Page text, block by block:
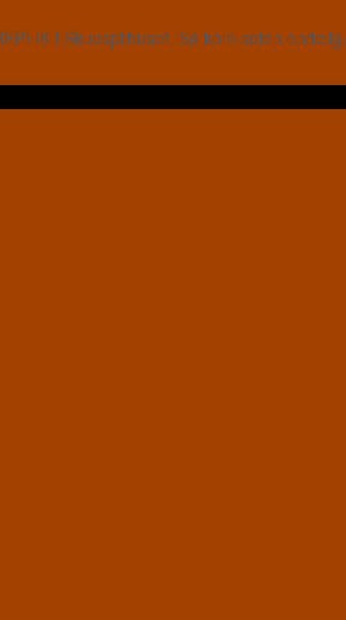
i Skuespilhuset. Så kom solen